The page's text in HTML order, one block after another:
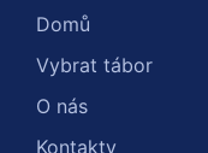
Domů
Vybrat tábor
O nás
Kontakty